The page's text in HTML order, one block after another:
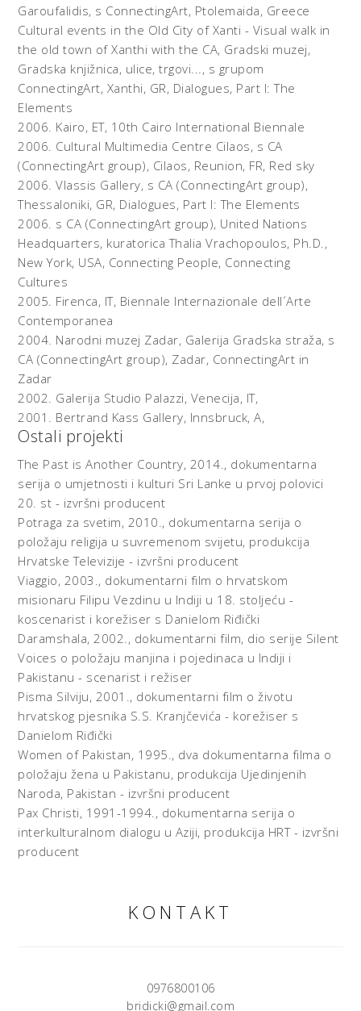
Garoufalidis, s ConnectingArt, Ptolemaida, Greece
Cultural events in the Old City of Xanti - Visual walk in
the old town of Xanthi with the CA, Gradski muzej,
Gradska knjižnica, ulice, trgovi..., s grupom
ConnectingArt, Xanthi, GR, Dialogues, Part I: The
Elements
2006. Kairo, ET, 10th Cairo International Biennale
2006. Cultural Multimedia Centre Cilaos, s CA
(ConnectingArt group), Cilaos, Reunion, FR, Red sky
2006.Vlassis Gallery, s CA (ConnectingArt group),
Thessaloniki, GR, Dialogues, Part I: The Elements
2006. s CA (ConnectingArt group), United Nations
Headquarters, kuratorica Thalia Vrachopoulos, Ph.D.,
New York, USA, Connecting People, Connecting
Cultures
2005. Firenca, IT, Biennale Internazionale dell´Arte
Contemporanea
2004. Narodni muzej Zadar, Galerija Gradska straža, s
CA (ConnectingArt group), Zadar, ConnectingArt in
Zadar
2002. Galerija Studio Palazzi, Venecija, IT,
2001. Bertrand Kass Gallery, Innsbruck, A,
Ostali projekti
The Past is Another Country, 2014., dokumentarna
serija o umjetnosti i kulturi Sri Lanke u prvoj polovici
20. st - izvršni producent
Potraga za svetim, 2010., dokumentarna serija o
položaju religija u suvremenom svijetu, produkcija
Hrvatske Televizije - izvršni producent
Viaggio, 2003., dokumentarni film o hrvatskom
misionaru Filipu Vezdinu u Indiji u 18. stoljeću -
koscenarist i korežiser s Danielom Riđički
Daramshala, 2002., dokumentarni film, dio serije Silent
Voices o položaju manjina i pojedinaca u Indiji i
Pakistanu - scenarist i režiser
Pisma Silviju, 2001., dokumentarni film o životu
hrvatskog pjesnika S.S. Kranjčevića - korežiser s
Danielom Riđički
Women of Pakistan, 1995., dva dokumentarna filma o
položaju žena u Pakistanu, produkcija Ujedinjenih
Naroda, Pakistan - izvršni producent
Pax Christi, 1991-1994., dokumentarna serija o
interkulturalnom dialogu u Aziji, produkcija HRT - izvršni
producent
KONTAKT
0976800106
bridicki@gmail.com